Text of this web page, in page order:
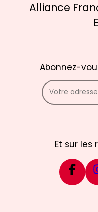
Alliance
Abonnez-
Et sur les